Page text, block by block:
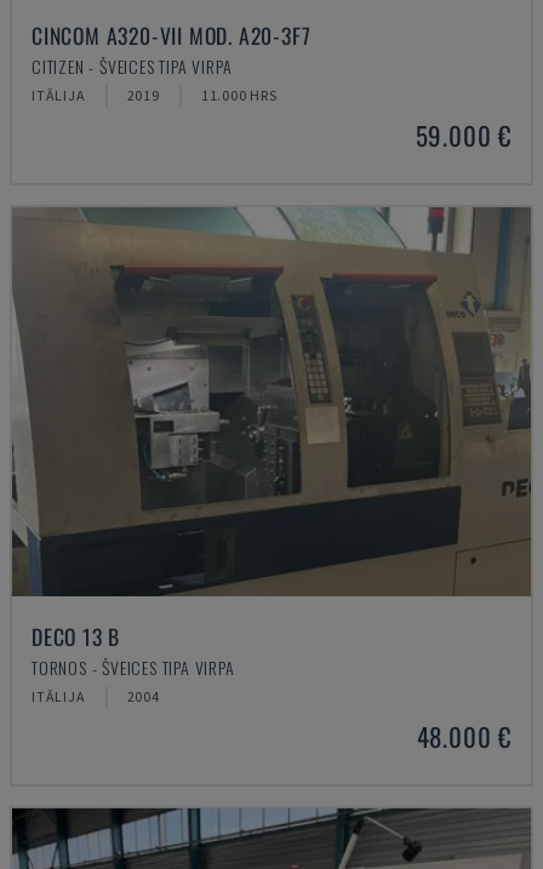
CINCOM A320-VII MOD. A20-3F7
CITIZEN - ŠVEICES TIPA VIRPA
ITĀLIJA 2019 11.000 HRS
59.000 €
DECO 13 B
TORNOS - ŠVEICES TIPA VIRPA
ITĀLIJA 2004
48.000 €